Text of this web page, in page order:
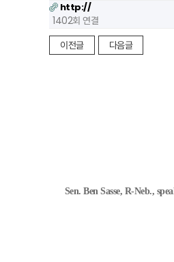
http://
1402회 연결
이전글
다음글
Sen. Ben Sasse, R-Neb.,